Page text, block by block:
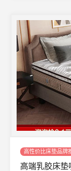
高性价比床垫品牌
高端乳胶床